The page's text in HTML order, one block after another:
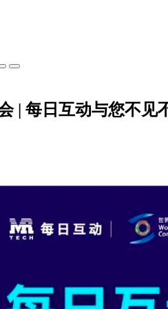
| 每日互动与您不见